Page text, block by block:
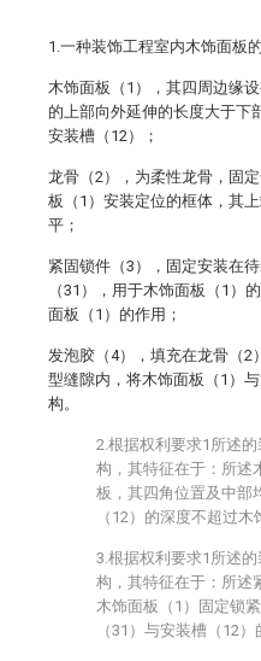
1.一种装饰工程室内木饰面板
木饰面板（1），其四周边缘
的上部向外延伸的长度大于下
安装槽（12）；
龙骨（2），为柔性龙骨，固
板（1）安装定位的框体，其
平；
紧固锁件（3），固定安装在
（31），用于木饰面板（1）
面板（1）的作用；
发泡胶（4），填充在龙骨（2
型缝隙内，将木饰面板（1）
构。
2.根据权利要求1所述
构，其特征在于：所述
板，其四角位置及中部
（12）的深度不超过木
3.根据权利要求1所述
构，其特征在于：所述
木饰面板（1）固定锁
（31）与安装槽（12）